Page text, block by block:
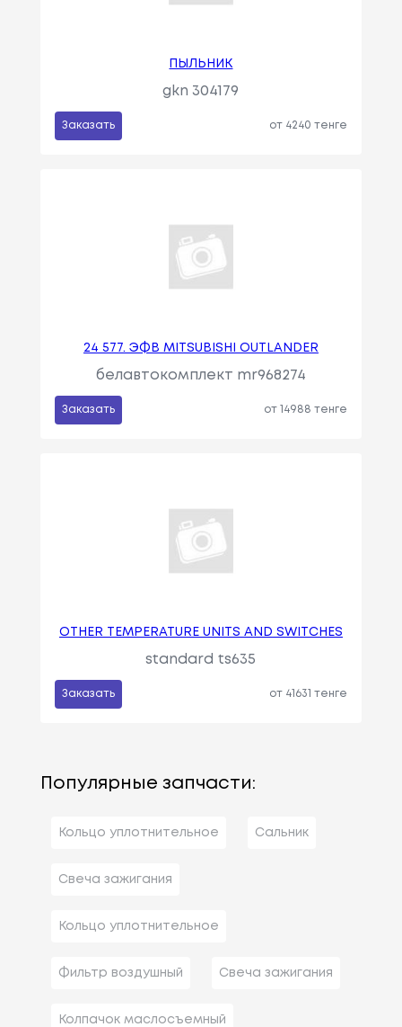
ПЫЛЬНИК
gkn 304179
Заказать от 4240 тенге
24 577. ЭФВ MITSUBISHI OUTLANDER
белавтокомплект mr968274
Заказать от 14988 тенге
OTHER TEMPERATURE UNITS AND SWITCHES
standard ts635
Заказать от 41631 тенге
Популярные запчасти:
Кольцо уплотнительное Сальник
Свеча зажигания
Кольцо уплотнительное
Фильтр воздушный Свеча зажигания
Колпачок маслосъемный